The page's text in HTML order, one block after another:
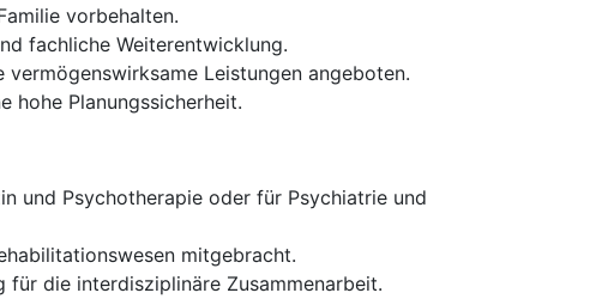
vorbehalten.
fachliche Weiterentwicklung.
Leistungen angeboten.
hohe Planungssicherheit.
und Psychotherapie oder für Psychiatrie und
mitgebracht.
die interdisziplinäre Zusammenarbeit.